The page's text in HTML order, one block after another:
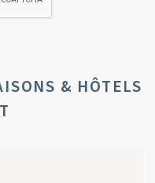
& HÔTELS